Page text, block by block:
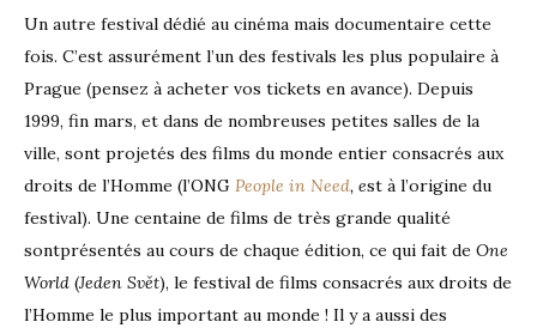
Un autre festival dédié au cinéma mais documentaire cette
fois. C’est assurément l’un des festivals les plus populaire à
Prague (pensez à acheter vos tickets en avance). Depuis
1999, fin mars, et dans de nombreuses petites salles de la
ville, sont projetés des films du monde entier consacrés aux
droits de l’Homme (l’ONG People in Need, est à l’origine du
festival). Une centaine de films de très grande qualité
sontprésentés au cours de chaque édition, ce qui fait de One
World (Jeden Svět), le festival de films consacrés aux droits de
l’Homme le plus important au monde ! Il y a aussi des